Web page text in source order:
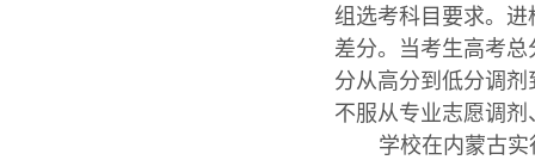
组选考科目要求。
差分。当考生高考
分从高分到低分调
不服从专业志愿调
学校在内蒙古